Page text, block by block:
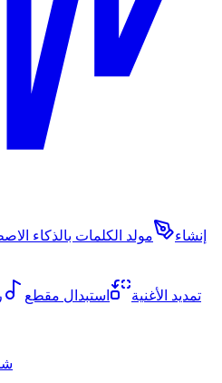
إنشاء
مولد الكلمات بالذكاء
تمديد الأغنية
استبدال مقطع